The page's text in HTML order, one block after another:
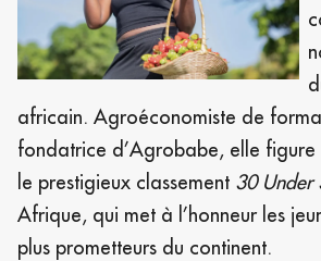
africain. Agroéconomiste de
fondatrice d’Agrobabe, elle figure
le prestigieux classement 30 Under
Afrique, qui met à l’honneur les
plus prometteurs du continent.